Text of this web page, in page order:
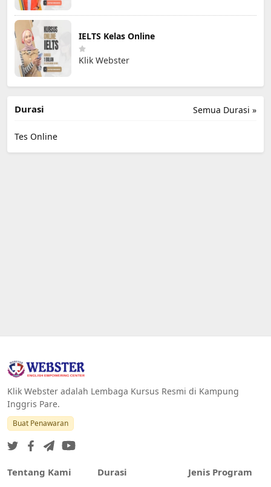
IELTS Kelas Online
Klik Webster
Semua Durasi »
Durasi
Tes Online
Klik Webster adalah Lembaga Kursus Resmi di Kampung
Inggris Pare.
Buat Penawaran
Tentang Kami Durasi Jenis Program